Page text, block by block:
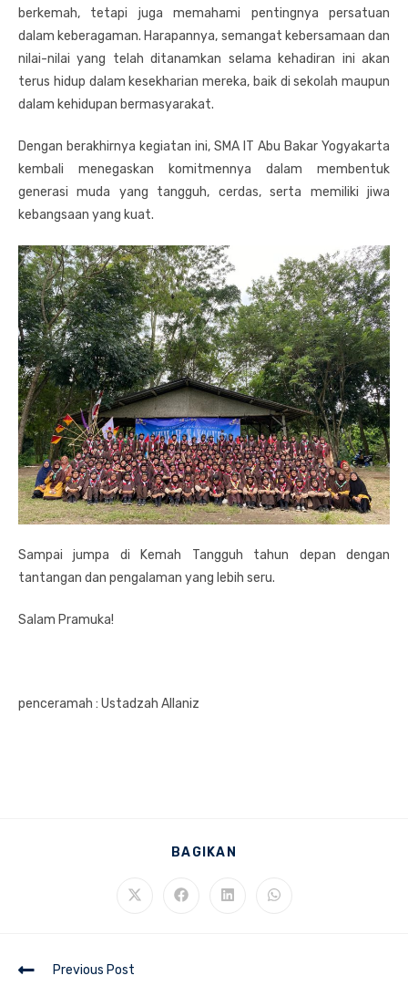
berkemah, tetapi juga memahami pentingnya persatuan
dalam keberagaman. Harapannya, semangat kebersamaan dan
nilai-nilai yang telah ditanamkan selama kehadiran ini akan
terus hidup dalam kesekharian mereka, baik di sekolah maupun
dalam kehidupan bermasyarakat.
Dengan berakhirnya kegiatan ini, SMA IT Abu Bakar Yogyakarta
kembali menegaskan komitmennya dalam membentuk
generasi muda yang tangguh, cerdas, serta memiliki jiwa
kebangsaan yang kuat.
Sampai jumpa di Kemah Tangguh tahun depan dengan
tantangan dan pengalaman yang lebih seru.
Salam Pramuka!
penceramah : Ustadzah Allaniz
BAGIKAN
Opens
Opens
Opens
Opens
Read
Previous Post